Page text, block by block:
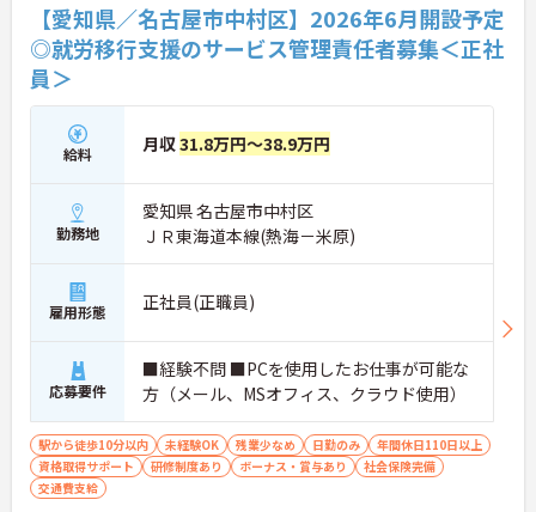
【愛知県／名古屋市中村区】2026年6月開設予定
◎就労移行支援のサービス管理責任者募集＜正社
員＞
給料 月収31.8万円～38.9万円
勤務地
愛知県 名古屋市中村区
ＪＲ東海道本線(熱海－米原)
雇用形態 正社員(正職員)
応募要件
■経験不問 ■PCを使用したお仕事が可能な
方（メール、MSオフィス、クラウド使用）
駅から徒歩10分以内 未経験OK 残業少なめ 日勤のみ
年間休日110日以上
資格取得サポート
研修制度あり ボーナス・賞与あり
社会保険完備
交通費支給